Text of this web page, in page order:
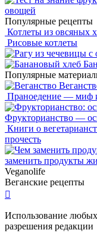
овощей
Популярные рецепты
Котлеты из овсяных
Рисовые котлеты
Популярные
Праноедение — миф
Фрукторианство —
Книги о
прочесть
заменить продукты
Veganolife
Веганские рецепты

Использование любых
разрешения редакции